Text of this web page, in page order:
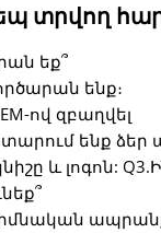
տրվող
եք՞
ենք։
ով զբաղվել
ենք
և լոգոն: